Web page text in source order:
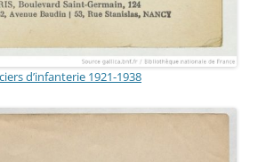
d’infanterie 1921-1938